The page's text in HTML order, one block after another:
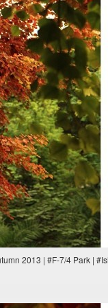
2013 | #F-7/4 Park |